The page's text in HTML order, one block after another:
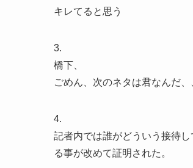
キレてると思う
3.
橋下、
ごめん、次のネタは君なんだ、
4.
記者内では誰がどういう接待
る事が改めて証明された。